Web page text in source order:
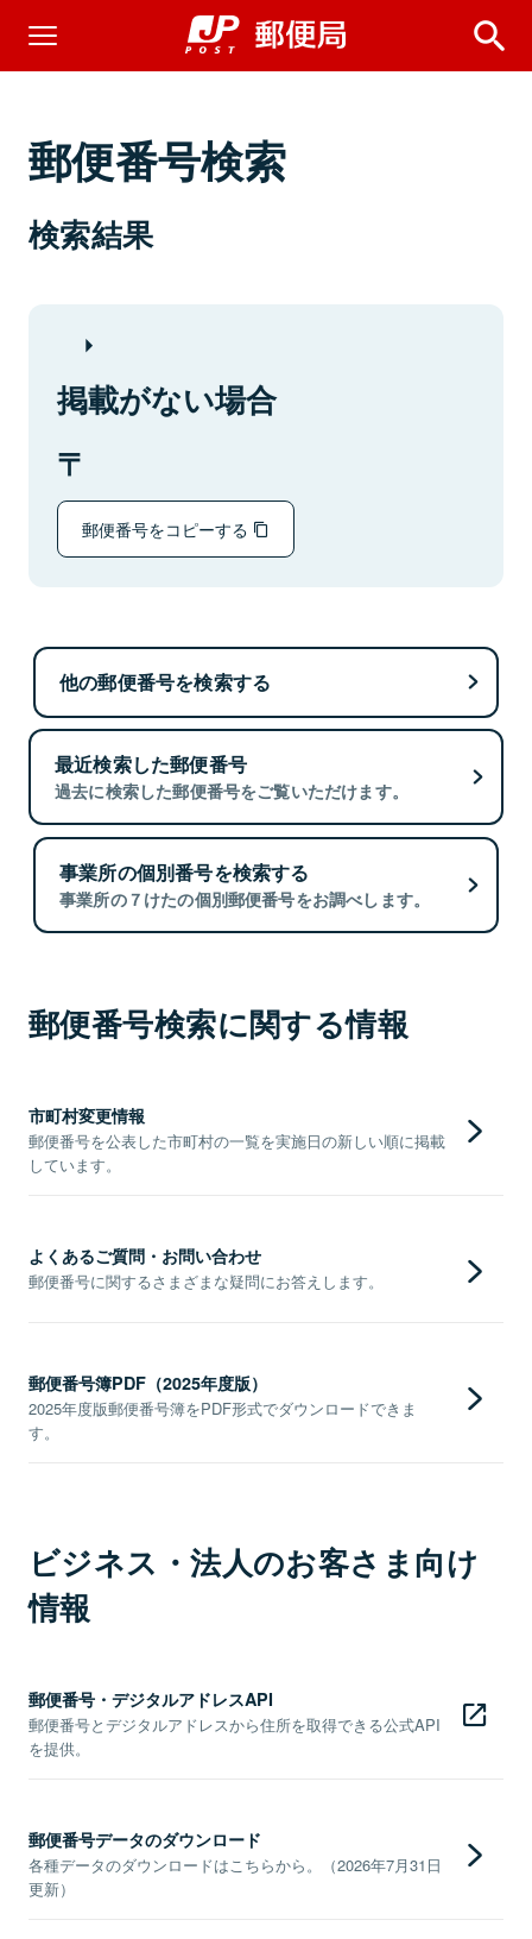
郵便番号検索
検索結果
掲載がない場合
郵便番号をコピーする
他の郵便番号を検索する
最近検索した郵便番号
過去に検索した郵便番号をご覧いただけます。
事業所の個別番号を検索する
事業所の７けたの個別郵便番号をお調べします。
郵便番号検索に関する情報
市町村変更情報
郵便番号を公表した市町村の一覧を実施日の新しい順に掲載
しています。
よくあるご質問・お問い合わせ
郵便番号に関するさまざまな疑問にお答えします。
郵便番号簿PDF（2025年度版）
2025年度版郵便番号簿をPDF形式でダウンロードできま
す。
ビジネス・法人のお客さま向け
情報
郵便番号・デジタルアドレスAPI
郵便番号とデジタルアドレスから住所を取得できる公式API
を提供。
郵便番号データのダウンロード
各種データのダウンロードはこちらから。（2026年7月31日
更新）